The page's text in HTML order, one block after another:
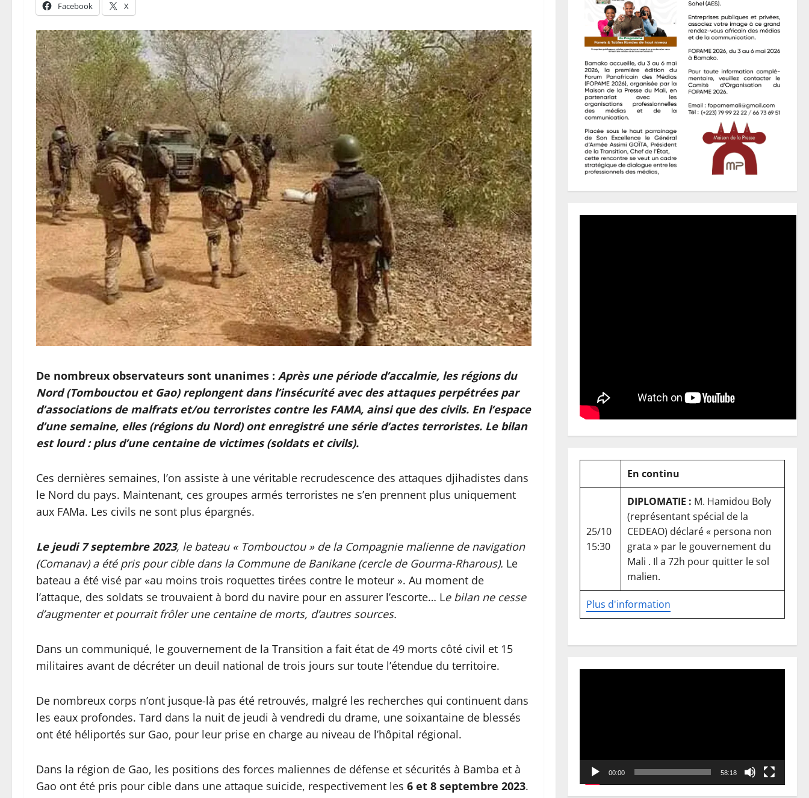
Facebook X
De nombreux observateurs sont unanimes : Après une période d’accalmie, les régions du
Nord (Tombouctou et Gao) replongent dans l’insécurité avec des attaques perpétrées par
d’associations de malfrats et/ou terroristes contre les FAMA, ainsi que des civils. En l’espace
d’une semaine, elles (régions du Nord) ont enregistré une série d’actes terroristes. Le bilan
est lourd : plus d’une centaine de victimes (soldats et civils).
Ces dernières semaines, l’on assiste à une véritable recrudescence des attaques djihadistes dans
le Nord du pays. Maintenant, ces groupes armés terroristes ne s’en prennent plus uniquement
aux FAMa. Les civils ne sont plus épargnés.
Le jeudi 7 septembre 2023, le bateau « Tombouctou » de la Compagnie malienne de navigation
(Comanav) a été pris pour cible dans la Commune de Banikane (cercle de Gourma-Rharous). Le
bateau a été visé par «au moins trois roquettes tirées contre le moteur ». Au moment de
l’attaque, des soldats se trouvaient à bord du navire pour en assurer l’escorte… Le bilan ne cesse
d’augmenter et pourrait frôler une centaine de morts, d’autres sources.
Dans un communiqué, le gouvernement de la Transition a fait état de 49 morts côté civil et 15
militaires avant de décréter un deuil national de trois jours sur toute l’étendue du territoire.
De nombreux corps n’ont jusque-là pas été retrouvés, malgré les recherches qui continuent dans
les eaux profondes. Tard dans la nuit de jeudi à vendredi du drame, une soixantaine de blessés
ont été héliportés sur Gao, pour leur prise en charge au niveau de l’hôpital régional.
Dans la région de Gao, les positions des forces maliennes de défense et sécurités à Bamba et à
Gao ont été pris pour cible dans une attaque suicide, respectivement les 6 et 8 septembre 2023.
En continu
Plus d'information
25/10
15:30
DIPLOMATIE : M. Hamidou Boly
(représentant spécial de la
CEDEAO) déclaré « persona non
grata » par le gouvernement du
Mali . Il a 72h pour quitter le sol
malien.
00:00 58:18